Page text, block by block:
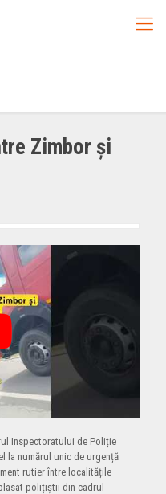
Zimbor și
Inspectoratului de Poliție
la numărul unic de urgență
rutier între localitățile
polițiștii din cadrul